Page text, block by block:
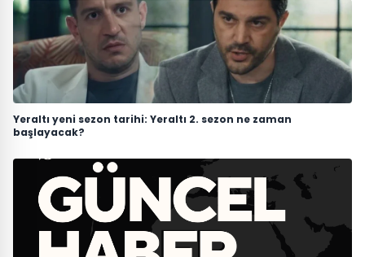
Yeraltı yeni sezon tarihi: Yeraltı 2. sezon ne zaman
başlayacak?